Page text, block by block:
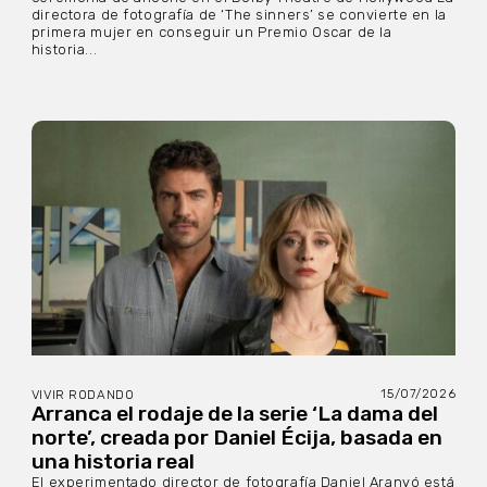
directora de fotografía de ‘The sinners’ se convierte en la
primera mujer en conseguir un Premio Oscar de la
historia...
VIVIR RODANDO 15/07/2026
Arranca el rodaje de la serie ‘La dama del
norte’, creada por Daniel Écija, basada en
una historia real
El experimentado director de fotografía Daniel Aranyó está